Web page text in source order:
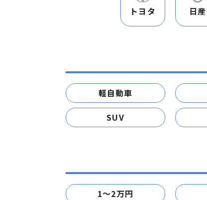
トヨタ 日産
軽自動車
SUV
1～2万円